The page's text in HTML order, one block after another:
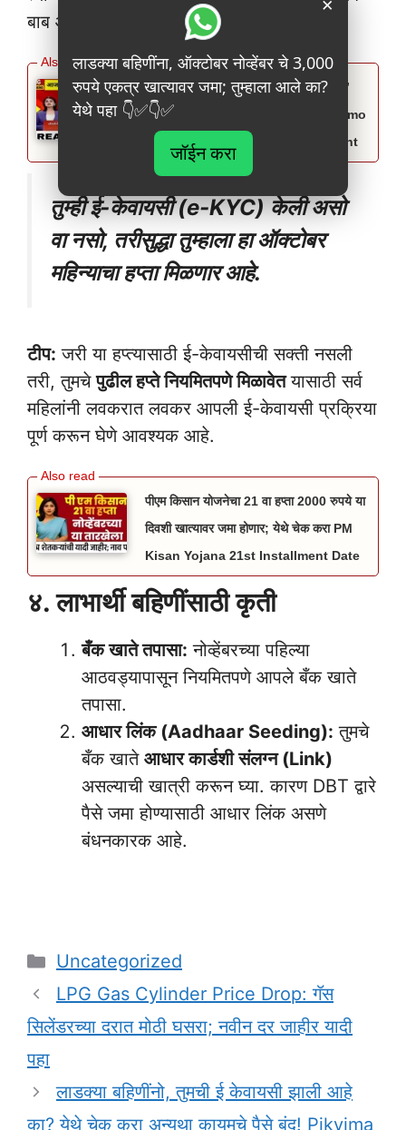
बाब आहे:
पीएम किसान आणि नमोचा ४,००० चा हप्ता ‘या’
तारखेला जमा होणार? तुमचं नाव चेक करा Namo
Shetkari And PM Kisan Installment
तुम्ही ई-केवायसी (e-KYC) केली असो
वा नसो, तरीसुद्धा तुम्हाला हा ऑक्टोबर
महिन्याचा हप्ता मिळणार आहे.
टीप: जरी या हप्त्यासाठी ई-केवायसीची सक्ती नसली
तरी, तुमचेपुढील हप्ते नियमितपणे मिळावेतयासाठी सर्व
महिलांनी लवकरात लवकर आपली ई-केवायसी प्रक्रिया
पूर्ण करून घेणे आवश्यक आहे.
पीएम किसान योजनेचा 21 वा हप्ता 2000 रुपये या
दिवशी खात्यावर जमा होणार; येथे चेक करा PM
Kisan Yojana 21st Installment Date
४. लाभार्थी बहिणींसाठी कृती
बँक खाते तपासा: नोव्हेंबरच्या पहिल्या
आठवड्यापासून नियमितपणे आपले बँक खाते
तपासा.
आधार लिंक (Aadhaar Seeding): तुमचे
बँक खाते आधार कार्डशी संलग्न (Link)
असल्याची खात्री करून घ्या. कारण DBT द्वारे
पैसे जमा होण्यासाठी आधार लिंक असणे
बंधनकारक आहे.
Categories
Uncategorized
LPG Gas Cylinder Price Drop: गॅस
सिलेंडरच्या दरात मोठी घसरा; नवीन दर जाहीर यादी
पहा
लाडक्या बहिणींनो, तुमची ई केवायसी झाली आहे
का? येथे चेक करा अन्यथा कायमचे पैसे बंद! Pikvima
लाडक्या बहिणींना, ऑक्टोबर नोव्हेंबर चे 3,000
रुपये एकत्र खात्यावर जमा; तुम्हाला आले का?
येथे पहा 👇✅👇✅
जॉईन करा